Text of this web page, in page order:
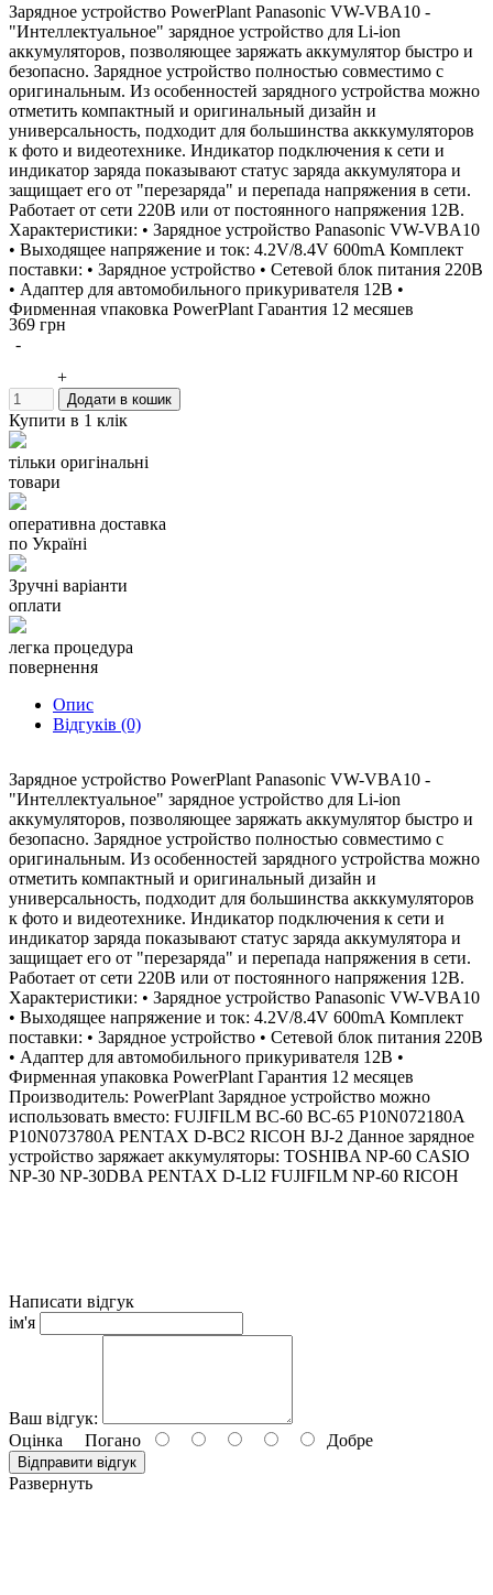
Зарядное устройство PowerPlant Panasonic VW-VBA10 -
"Интеллектуальное" зарядное устройство для Li-ion
аккумуляторов, позволяющее заряжать аккумулятор быстро и
безопасно. Зарядное устройство полностью совместимо с
оригинальным. Из особенностей зарядного устройства можно
отметить компактный и оригинальный дизайн и
универсальность, подходит для большинства акккумуляторов
к фото и видеотехнике. Индикатор подключения к сети и
индикатор заряда показывают статус заряда аккумулятора и
защищает его от "перезаряда" и перепада напряжения в сети.
Работает от сети 220В или от постоянного напряжения 12В.
Характеристики: • Зарядное устройство Panasonic VW-VBA10
• Выходящее напряжение и ток: 4.2V/8.4V 600mA Комплект
поставки: • Зарядное устройство • Сетевой блок питания 220В
• Адаптер для автомобильного прикуривателя 12В •
Фирменная упаковка PowerPlant Гарантия 12 месяцев
Производитель: PowerPlant Зарядное устройство можно
использовать вместо: FUJIFILM BC-60 BC-65 P10N072180A
P10N073780A PENTAX D-BC2 RICOH BJ-2 Данное зарядное
устройство заряжает аккумуляторы: TOSHIBA NP-60 CASIO
NP-30 NP-30DBA PENTAX D-LI2 FUJIFILM NP-60 RICOH
DB-40 CREATIVE NP-60 HP A1812A L1812A L1812B
Photosmart R07 Q2232-80001 OLYMPUS LI-20B TOSHIBA
PDR-BT3 PANASONIC CGA-S301 CGA-S302A CGA-
S302A/1B CGA-S302E/1B VW-VBA10 VW-VBA20 VW-
VBA21 SAMSUNG SLB-1037 SLB-1137 KODAK KLIC-5000
YAESU FNB-82LI SONY COMA-BP1
369 грн
-
+
Додати в кошик
Купити в 1 клік
тільки оригінальні
товари
оперативна доставка
по Україні
Зручні варіанти
оплати
легка процедура
повернення
Опис
Відгуків (0)
Зарядное устройство PowerPlant Panasonic VW-VBA10 -
"Интеллектуальное" зарядное устройство для Li-ion
аккумуляторов, позволяющее заряжать аккумулятор быстро и
безопасно. Зарядное устройство полностью совместимо с
оригинальным. Из особенностей зарядного устройства можно
отметить компактный и оригинальный дизайн и
универсальность, подходит для большинства акккумуляторов
к фото и видеотехнике. Индикатор подключения к сети и
индикатор заряда показывают статус заряда аккумулятора и
защищает его от "перезаряда" и перепада напряжения в сети.
Работает от сети 220В или от постоянного напряжения 12В.
Характеристики: • Зарядное устройство Panasonic VW-VBA10
• Выходящее напряжение и ток: 4.2V/8.4V 600mA Комплект
поставки: • Зарядное устройство • Сетевой блок питания 220В
• Адаптер для автомобильного прикуривателя 12В •
Фирменная упаковка PowerPlant Гарантия 12 месяцев
Производитель: PowerPlant Зарядное устройство можно
использовать вместо: FUJIFILM BC-60 BC-65 P10N072180A
P10N073780A PENTAX D-BC2 RICOH BJ-2 Данное зарядное
устройство заряжает аккумуляторы: TOSHIBA NP-60 CASIO
NP-30 NP-30DBA PENTAX D-LI2 FUJIFILM NP-60 RICOH
YAESU FNB-82LI SONY COMA-BP1
Написати відгук
ім'я
Ваш відгук:
Оцінка Погано Добре
Відправити відгук
Развернуть